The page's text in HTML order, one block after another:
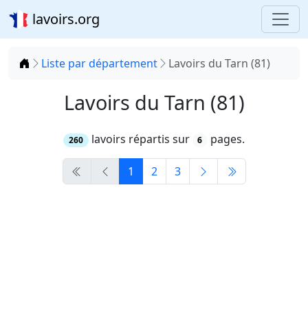
lavoirs.org
Accueil
Liste par département Lavoirs du Tarn (81)
Lavoirs du Tarn (81)
260 lavoirs répartis sur 6 pages.
1 2 3